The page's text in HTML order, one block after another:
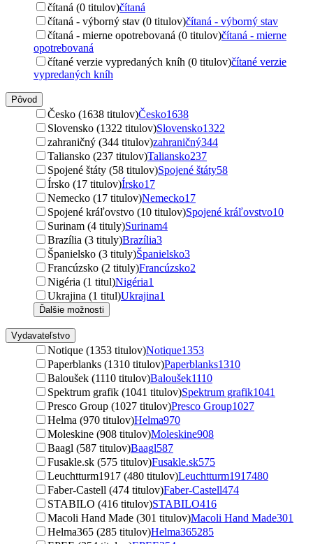
čítaná (0 titulov)čítaná
čítaná - výborný stav (0 titulov)čítaná - výborný stav
čítaná - mierne opotrebovaná (0 titulov)čítaná - mierne
opotrebovaná
čítané verzie vypredaných kníh (0 titulov)čítané verzie
vypredaných kníh
Pôvod
Česko (1638 titulov)Česko1638
Slovensko (1322 titulov)Slovensko1322
zahraničný (344 titulov)zahraničný344
Taliansko (237 titulov)Taliansko237
Spojené štáty (58 titulov)Spojené štáty58
Írsko (17 titulov)Írsko17
Nemecko (17 titulov)Nemecko17
Spojené kráľovstvo (10 titulov)Spojené kráľovstvo10
Surinam (4 tituly)Surinam4
Brazília (3 tituly)Brazília3
Španielsko (3 tituly)Španielsko3
Francúzsko (2 tituly)Francúzsko2
Nigéria (1 titul)Nigéria1
Ukrajina (1 titul)Ukrajina1
Ďalšie možnosti
Vydavateľstvo
Notique (1353 titulov)Notique1353
Paperblanks (1310 titulov)Paperblanks1310
Baloušek (1110 titulov)Baloušek1110
Spektrum grafik (1041 titulov)Spektrum grafik1041
Presco Group (1027 titulov)Presco Group1027
Helma (970 titulov)Helma970
Moleskine (908 titulov)Moleskine908
Baagl (587 titulov)Baagl587
Fusakle.sk (575 titulov)Fusakle.sk575
Leuchtturm1917 (480 titulov)Leuchtturm1917480
Faber-Castell (474 titulov)Faber-Castell474
STABILO (416 titulov)STABILO416
Macoli Hand Made (301 titulov)Macoli Hand Made301
Helma365 (285 titulov)Helma365285